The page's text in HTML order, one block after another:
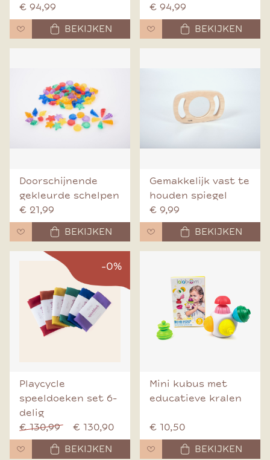
€ 94,99
BEKIJKEN
€ 94,99
BEKIJKEN
Doorschijnende
gekleurde schelpen
€ 21,99
BEKIJKEN
Gemakkelijk vast te
houden spiegel
€ 9,99
BEKIJKEN
-0%
Playcycle
speeldoeken set 6-
delig
€ 130,99
€ 130,90
BEKIJKEN
Mini kubus met
educatieve kralen
€ 10,50
BEKIJKEN